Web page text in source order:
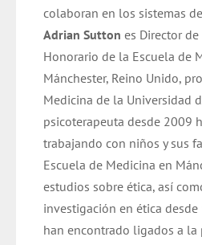
colaboran en los sistemas
Adrian Sutton es Director
Honorario de la Escuela de
Mánchester, Reino Unido,
Medicina de la Universidad
psicoterapeuta desde 2009
trabajando con niños y sus
Escuela de Medicina en
estudios sobre ética, así
investigación en ética
han encontrado ligados a la